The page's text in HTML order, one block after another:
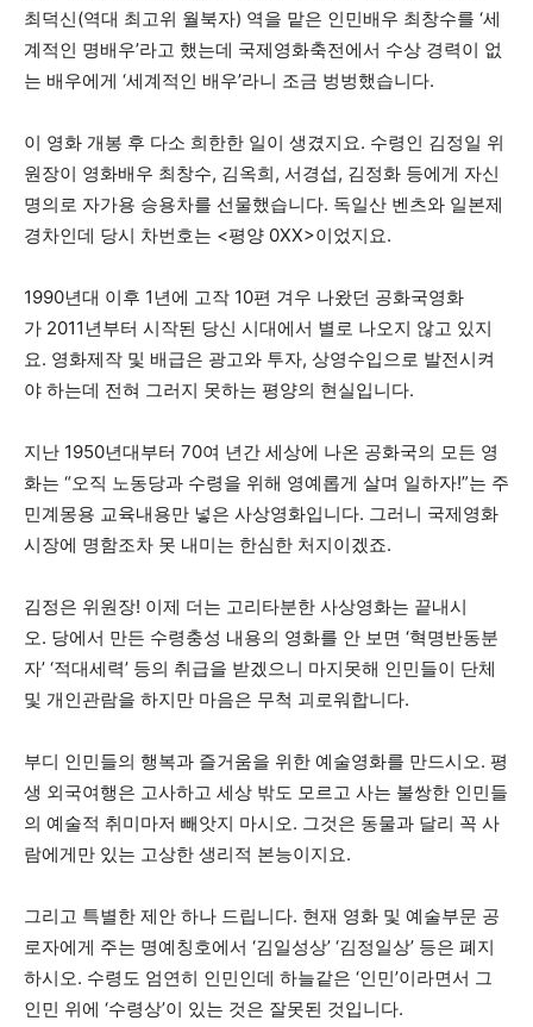
최덕신(역대 최고위 월북자) 역을 맡은 인민배우 최창수를 ‘세
계적인 명배우’라고 했는데 국제영화축전에서 수상 경력이 없
는 배우에게 ‘세계적인 배우’라니 조금 벙벙했습니다.
이 영화 개봉 후 다소 희한한 일이 생겼지요. 수령인 김정일 위
원장이 영화배우 최창수, 김옥희, 서경섭, 김정화 등에게 자신
명의로 자가용 승용차를 선물했습니다. 독일산 벤츠와 일본제
경차인데 당시 차번호는 <평양 0XX>이었지요.
1990년대 이후 1년에 고작 10편 겨우 나왔던 공화국영화
가 2011년부터 시작된 당신 시대에서 별로 나오지 않고 있지
요. 영화제작 및 배급은 광고와 투자, 상영수입으로 발전시켜
야 하는데 전혀 그러지 못하는 평양의 현실입니다.
지난 1950년대부터 70여 년간 세상에 나온 공화국의 모든 영
화는 “오직 노동당과 수령을 위해 영예롭게 살며 일하자!”는 주
민계몽용 교육내용만 넣은 사상영화입니다. 그러니 국제영화
시장에 명함조차 못 내미는 한심한 처지이겠죠.
김정은 위원장! 이제 더는 고리타분한 사상영화는 끝내시
오. 당에서 만든 수령충성 내용의 영화를 안 보면 ‘혁명반동분
자’ ‘적대세력’ 등의 취급을 받겠으니 마지못해 인민들이 단체
및 개인관람을 하지만 마음은 무척 괴로워합니다.
부디 인민들의 행복과 즐거움을 위한 예술영화를 만드시오. 평
생 외국여행은 고사하고 세상 밖도 모르고 사는 불쌍한 인민들
의 예술적 취미마저 빼앗지 마시오. 그것은 동물과 달리 꼭 사
람에게만 있는 고상한 생리적 본능이지요.
그리고 특별한 제안 하나 드립니다. 현재 영화 및 예술부문 공
로자에게 주는 명예칭호에서 ‘김일성상’ ‘김정일상’ 등은 폐지
하시오. 수령도 엄연히 인민인데 하늘같은 ‘인민’이라면서 그
인민 위에 ‘수령상’이 있는 것은 잘못된 것입니다.